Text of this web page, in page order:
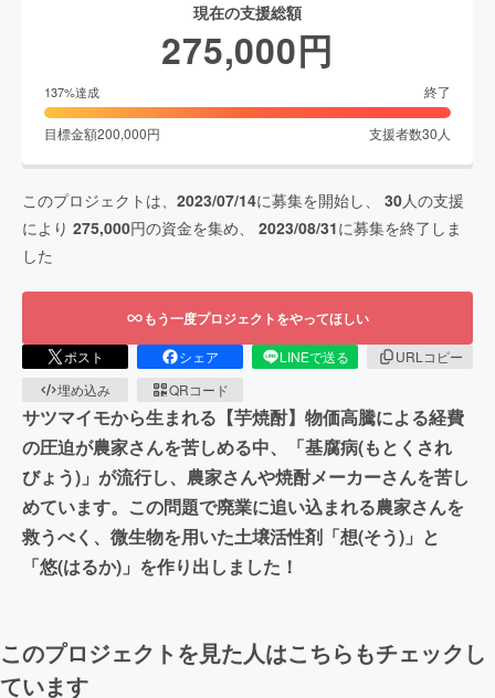
現在の支援総額
275,000円
137%達成 終了
目標金額200,000円 支援者数30 人
このプロジェクトは、 2023/07/14に募集を開始し、 30人の支援
により 275,000円の資金を集め、 2023/08/31に募集を終了しま
した
もう一度プロジェクトをやってほしい
ポスト シェア LINEで送る
URLコピー
埋め込み
QRコード
サツマイモから生まれる【芋焼酎】物価高騰による経費
の圧迫が農家さんを苦しめる中、「基腐病(もとくされ
びょう)」が流行し、農家さんや焼酎メーカーさんを苦し
めています。この問題で廃業に追い込まれる農家さんを
救うべく、微生物を用いた土壌活性剤「想(そう)」と
「悠(はるか)」を作り出しました！
このプロジェクトを見た人はこちらもチェックし
ています